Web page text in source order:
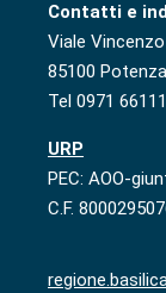
Contatti e
Viale
85100
Tel 0971
URP
PEC: AOO-
C.F.